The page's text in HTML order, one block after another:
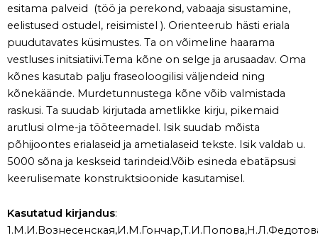
esitama palveid (töö ja perekond, vabaaja sisustamine,
eelistused ostudel, reisimistel ). Orienteerub hästi eriala
puudutavates küsimustes. Ta on võimeline haarama
vestluses initsiatiivi.Tema kõne on selge ja arusaadav. Oma
kõnes kasutab palju fraseoloogilisi väljendeid ning
kõnekäände. Murdetunnustega kõne võib valmistada
raskusi. Ta suudab kirjutada ametlikke kirju, pikemaid
arutlusi olme-ja tööteemadel. Isik suudab mõista
põhijoontes erialaseid ja ametialaseid tekste. Isik valdab u.
5000 sõna ja keskseid tarindeid.Võib esineda ebatäpsusi
keerulisemate konstruktsioonide kasutamisel.
Kasutatud kirjandus: